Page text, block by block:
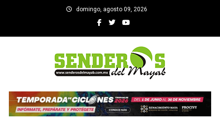
domingo, agosto 09, 2026
SENDEROS DEL MAYAB